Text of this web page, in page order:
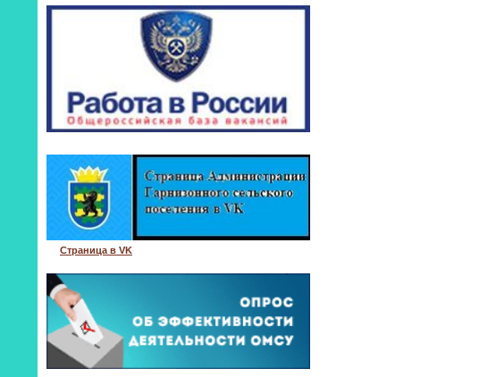
Страница в VK